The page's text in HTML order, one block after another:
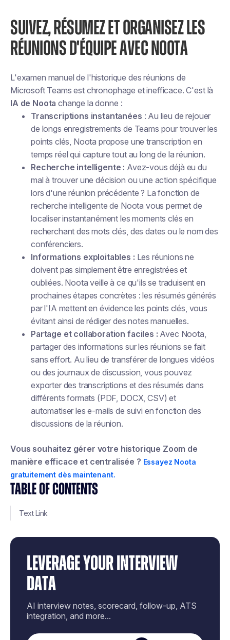
TABLE OF CONTENTS
Text Link
LEVERAGE YOUR INTERVIEW
DATA
AI interview notes, scorecard, follow-up, ATS
integration, and more...
SUIVEZ, RÉSUMEZ ET ORGANISEZ LES
RÉUNIONS D'ÉQUIPE AVEC NOOTA
L'examen manuel de l'historique des réunions de
Microsoft Teams est chronophage et inefficace. C'est là
IA de Noota change la donne :
Transcriptions instantanées : Au lieu de rejouer
de longs enregistrements de Teams pour trouver les
points clés, Noota propose une transcription en
temps réel qui capture tout au long de la réunion.
Recherche intelligente : Avez-vous déjà eu du
mal à trouver une décision ou une action spécifique
lors d'une réunion précédente ? La fonction de
recherche intelligente de Noota vous permet de
localiser instantanément les moments clés en
recherchant des mots clés, des dates ou le nom des
conférenciers.
Informations exploitables : Les réunions ne
doivent pas simplement être enregistrées et
oubliées. Noota veille à ce qu'ils se traduisent en
prochaines étapes concrètes : les résumés générés
par l'IA mettent en évidence les points clés, vous
évitant ainsi de rédiger des notes manuelles.
Partage et collaboration faciles : Avec Noota,
partager des informations sur les réunions se fait
sans effort. Au lieu de transférer de longues vidéos
ou des journaux de discussion, vous pouvez
exporter des transcriptions et des résumés dans
différents formats (PDF, DOCX, CSV) et
automatiser les e-mails de suivi en fonction des
discussions de la réunion.
Vous souhaitez gérer votre historique Zoom de
manière efficace et centralisée ? Essayez Noota
gratuitement dès maintenant.